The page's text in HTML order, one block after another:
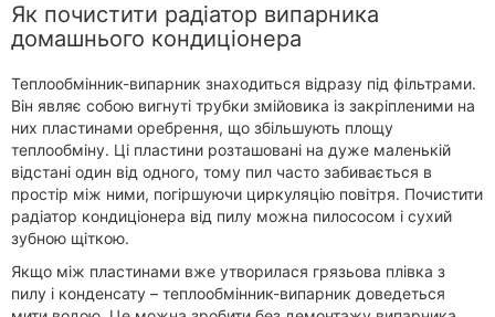
Як почистити радіатор випарника
домашнього кондиціонера
Теплообмінник-випарник знаходиться відразу під фільтрами.
Він являє собою вигнуті трубки змійовика із закріпленими на
них пластинами оребрення, що збільшують площу
теплообміну. Ці пластини розташовані на дуже маленькій
відстані один від одного, тому пил часто забивається в
простір між ними, погіршуючи циркуляцію повітря. Почистити
радіатор кондиціонера від пилу можна пилососом і сухий
зубною щіткою.
Якщо між пластинами вже утворилася грязьова плівка з
пилу і конденсату – теплообмінник-випарник доведеться